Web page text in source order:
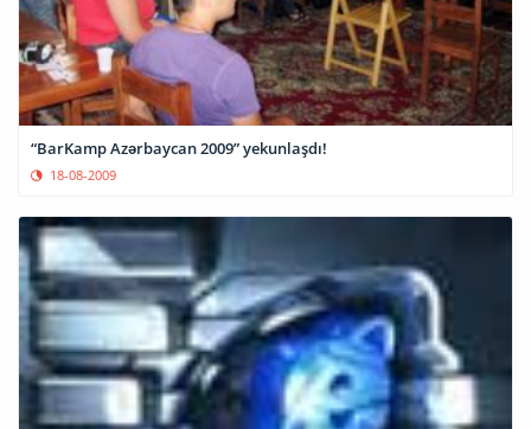
“BarKamp Azərbaycan 2009” yekunlaşdı!
18-08-2009